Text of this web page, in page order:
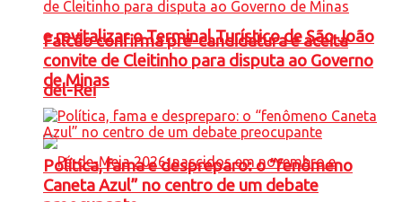
e revitalizar o Terminal Turístico de São João
del-Rei
Falcão confirma pré-candidatura e aceita
convite de Cleitinho para disputa ao Governo
de Minas
Política, fama e despreparo: o “fenômeno
Caneta Azul” no centro de um debate